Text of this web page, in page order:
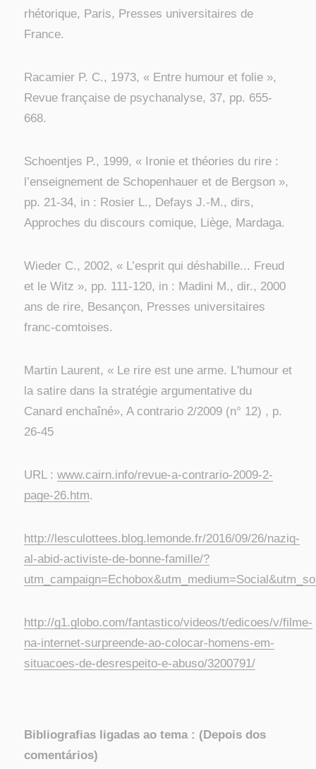
rhétorique, Paris, Presses universitaires de
France.
Racamier P. C., 1973, « Entre humour et folie »,
Revue française de psychanalyse, 37, pp. 655-
668.
Schoentjes P., 1999, « Ironie et théories du rire :
l’enseignement de Schopenhauer et de Bergson »,
pp. 21-34, in : Rosier L., Defays J.-M., dirs,
Approches du discours comique, Liège, Mardaga.
Wieder C., 2002, « L’esprit qui déshabille... Freud
et le Witz », pp. 111-120, in : Madini M., dir., 2000
ans de rire, Besançon, Presses universitaires
franc-comtoises.
Martin Laurent, « Le rire est une arme. L'humour et
la satire dans la stratégie argumentative du
Canard enchaîné», A contrario 2/2009 (n° 12) , p.
26-45
URL : www.cairn.info/revue-a-contrario-2009-2-
page-26.htm.
http://lesculottees.blog.lemonde.fr/2016/09/26/naziq-
al-abid-activiste-de-bonne-famille/?
http://g1.globo.com/fantastico/videos/t/edicoes/v/filme-
na-internet-surpreende-ao-colocar-homens-em-
situacoes-de-desrespeito-e-abuso/3200791/
Bibliografias ligadas ao tema : (Depois dos
comentários)